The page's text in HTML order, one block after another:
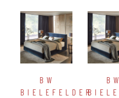
BW
BIELEFELDER
BW